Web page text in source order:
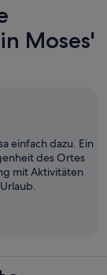
Moses'
einfach dazu. Ein
des Ortes
mit Aktivitäten